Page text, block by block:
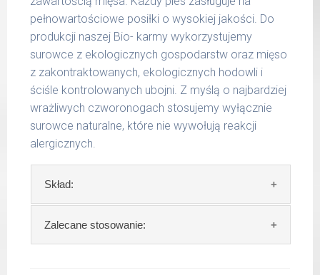
wilgotność 70,84 %
wapń 0,39 %
fosfor 0,30 %
6 - 14
kg
300 g
15 -
25 kg
400 g
26 -
35 kg
750 g
Waga netto/Nr art.: 400 g/1202
pełnowartościowe posiłki o wysokiej jakości. Do
produkcji naszej Bio- karmy wykorzystujemy
surowce z ekologicznych gospodarstw oraz mięso
z zakontraktowanych, ekologicznych hodowli i
ściśle kontrolowanych ubojni. Z myślą o najbardziej
wrażliwych czworonogach stosujemy wyłącznie
surowce naturalne, które nie wywołują reakcji
alergicznych.
Skład:
Skład:kurczak 66%, jabłko 10%, proso 15%,
olej lniany 2%, algi.
Zalecane stosowanie: